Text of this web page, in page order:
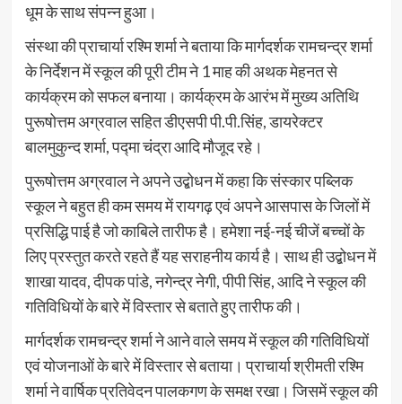
धूम के साथ संपन्न हुआ।
संस्था की प्राचार्या रश्मि शर्मा ने बताया कि मार्गदर्शक रामचन्द्र शर्मा
के निर्देशन में स्कूल की पूरी टीम ने 1 माह की अथक मेहनत से
कार्यक्रम को सफल बनाया। कार्यक्रम के आरंभ में मुख्य अतिथि
पुरूषोत्तम अग्रवाल सहित डीएसपी पी.पी.सिंह, डायरेक्टर
बालमुकुन्द शर्मा, पद्मा चंद्रा आदि मौजूद रहे।
पुरूषोत्तम अग्रवाल ने अपने उद्बोधन में कहा कि संस्कार पब्लिक
स्कूल ने बहुत ही कम समय में रायगढ़ एवं अपने आसपास के जिलों में
प्रसिद्धि पाई है जो काबिले तारीफ है। हमेशा नई-नई चीजें बच्चों के
लिए प्रस्तुत करते रहते हैं यह सराहनीय कार्य है। साथ ही उद्बोधन में
शाखा यादव, दीपक पांडे, नगेन्द्र नेगी, पीपी सिंह, आदि ने स्कूल की
गतिविधियों के बारे में विस्तार से बताते हुए तारीफ की।
मार्गदर्शक रामचन्द्र शर्मा ने आने वाले समय में स्कूल की गतिविधियों
एवं योजनाओं के बारे में विस्तार से बताया। प्राचार्या श्रीमती रश्मि
शर्मा ने वार्षिक प्रतिवेदन पालकगण के समक्ष रखा। जिसमें स्कूल की